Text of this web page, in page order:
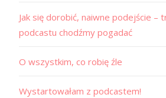
Jak się dorobić, naiwne podejście –
podcastu chodźmy pogadać
O wszystkim, co robię źle
Wystartowałam z podcastem!